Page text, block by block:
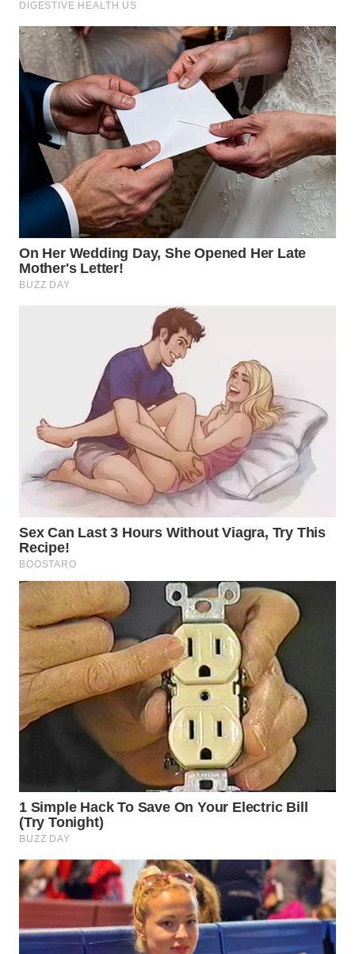
LABUHANBATU
WN
TAPANULI
TENGAH
WN DELI
SERDANG
WN
TEBING
TINGGI
WN
PAKPAK
WN
BOGOR
WN
DEPOK
WN
TAPANULI
UTARA
WN
SAMOSIR
WN
PADANG
LAWAS
WN
CIANJUR
WN
KEPULAUAN